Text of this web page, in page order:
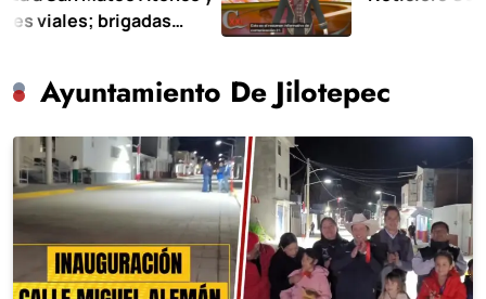
brigadas
Ayuntamiento De Jilotepec